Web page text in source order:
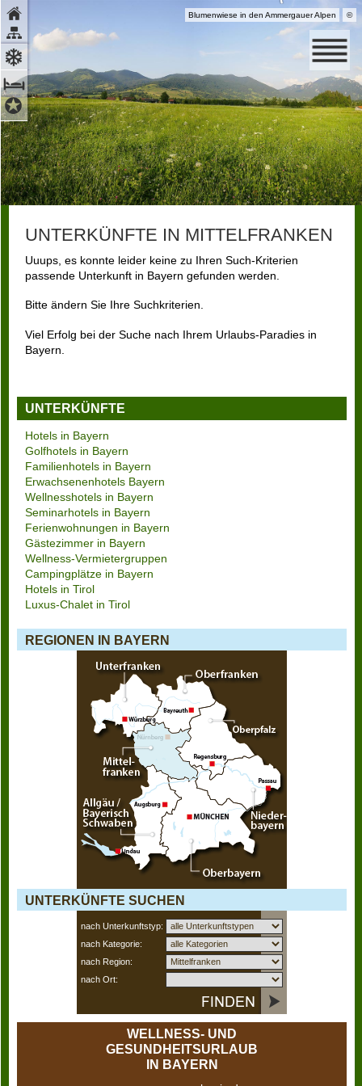
UNTERKÜNFTE IN MITTELFRANKEN
Uuups, es konnte leider keine zu Ihren Such-Kriterien
passende Unterkunft in Bayern gefunden werden.
Bitte ändern Sie Ihre Suchkriterien.
Viel Erfolg bei der Suche nach Ihrem Urlaubs-Paradies in
Bayern.
UNTERKÜNFTE
Hotels in Bayern
Golfhotels in Bayern
Familienhotels in Bayern
Erwachsenenhotels Bayern
Wellnesshotels in Bayern
Seminarhotels in Bayern
Ferienwohnungen in Bayern
Gästezimmer in Bayern
Wellness-Vermietergruppen
Campingplätze in Bayern
Hotels in Tirol
Luxus-Chalet in Tirol
REGIONEN IN BAYERN
UNTERKÜNFTE SUCHEN
nach Unterkunftstyp:
nach Kategorie:
nach Region:
nach Ort:
WELLNESS- UND
GESUNDHEITSURLAUB
IN BAYERN
©
Ammergauer Alpen GmbH
Blumenwiese in den Ammergauer Alpen